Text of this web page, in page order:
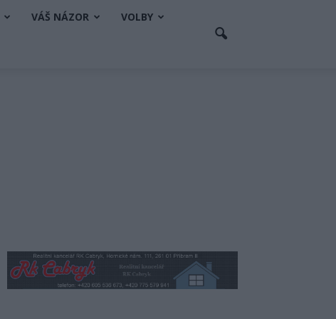
VÁŠ NÁZOR VOLBY